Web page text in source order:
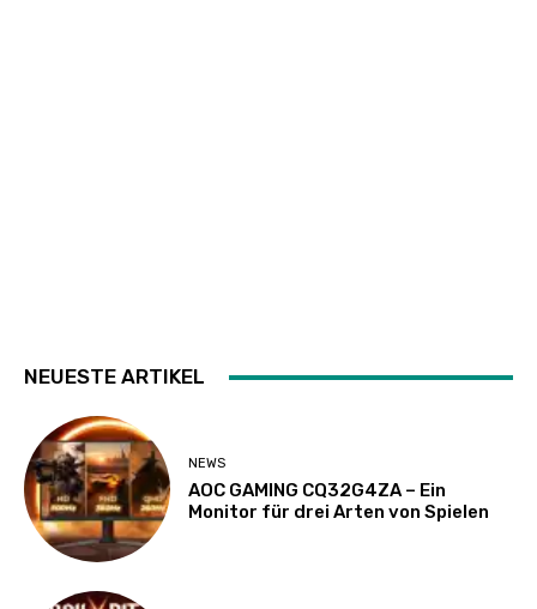
NEUESTE ARTIKEL
NEWS
AOC GAMING CQ32G4ZA – Ein
Monitor für drei Arten von Spielen